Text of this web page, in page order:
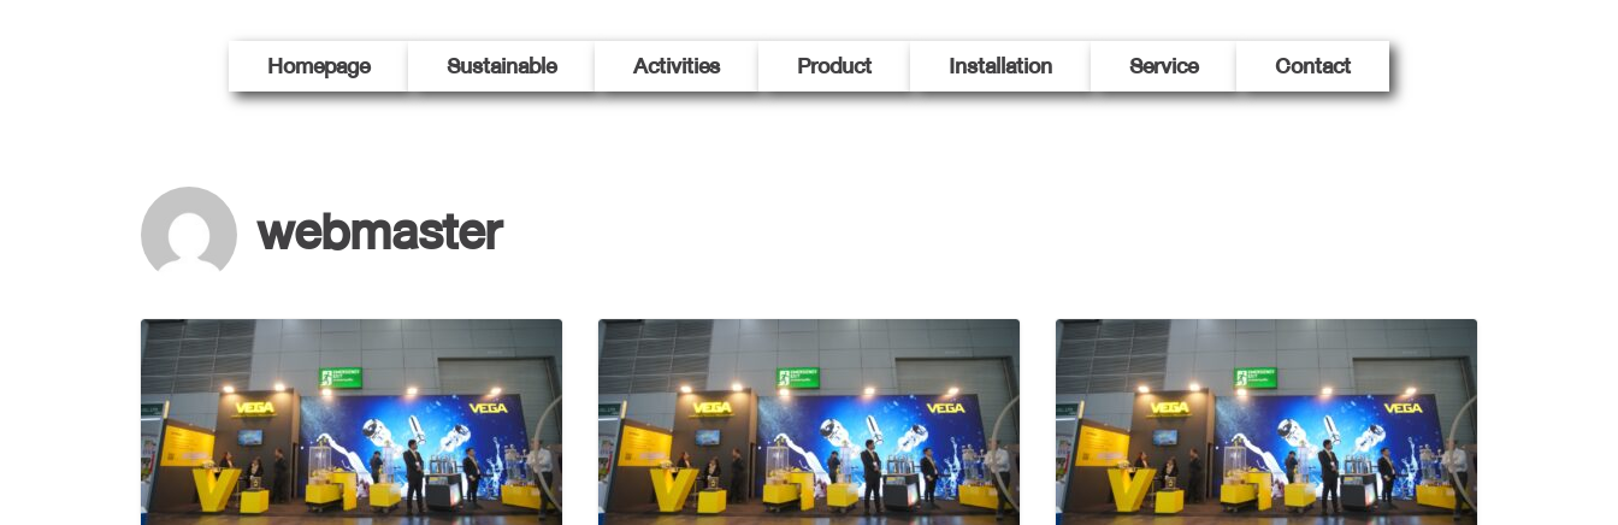
Homepage Sustainable Activities
Product
อุปกรณ์ส่งเสริมการขาย
Display
ดิสเพลย์ชั้นวางสินค้า
Booth Exhibition
บูธแสดงสินค้า
Installation Service Contact
webmaster